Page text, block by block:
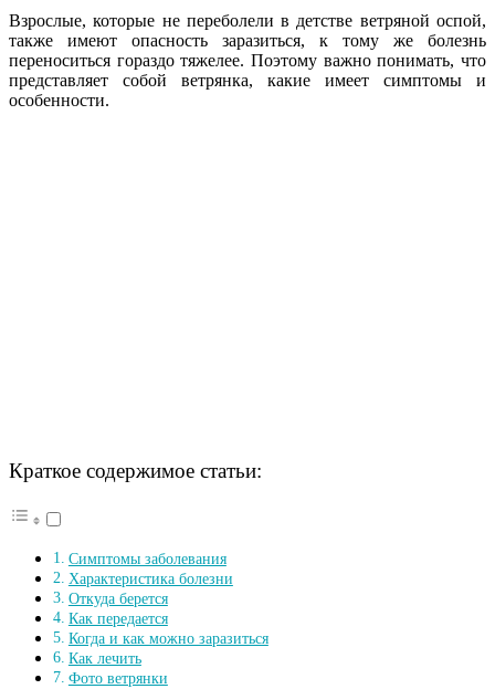
Взрослые, которые не переболели в детстве ветряной оспой,
также имеют опасность заразиться, к тому же болезнь
переноситься гораздо тяжелее. Поэтому важно понимать, что
представляет собой ветрянка, какие имеет симптомы и
особенности.
Краткое содержимое статьи:
Симптомы заболевания
Характеристика болезни
Откуда берется
Как передается
Когда и как можно заразиться
Как лечить
Фото ветрянки